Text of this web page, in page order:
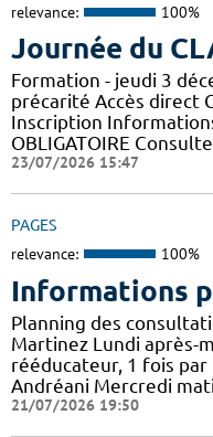
relevance: 100%
Journée du
Formation - jeudi 3
précarité Accès direct
Inscription
OBLIGATOIRE
23/07/2026 15:47
PAGES
relevance: 100%
Informations
Planning des
Martinez Lundi après-
rééducateur, 1 fois par
Andréani Mercredi
21/07/2026 19:50